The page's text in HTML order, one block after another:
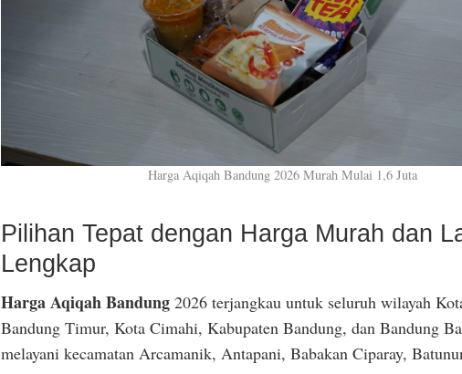
Harga Aqiqah Bandung 2026 Murah Mulai 1,6 Juta
Pilihan Tepat dengan Harga Murah dan
Lengkap
Harga Aqiqah Bandung2026 terjangkau untuk seluruh wilayah
Bandung Timur, Kota Cimahi, Kabupaten Bandung, dan Bandung
melayani kecamatan Arcamanik, Antapani, Babakan Ciparay,